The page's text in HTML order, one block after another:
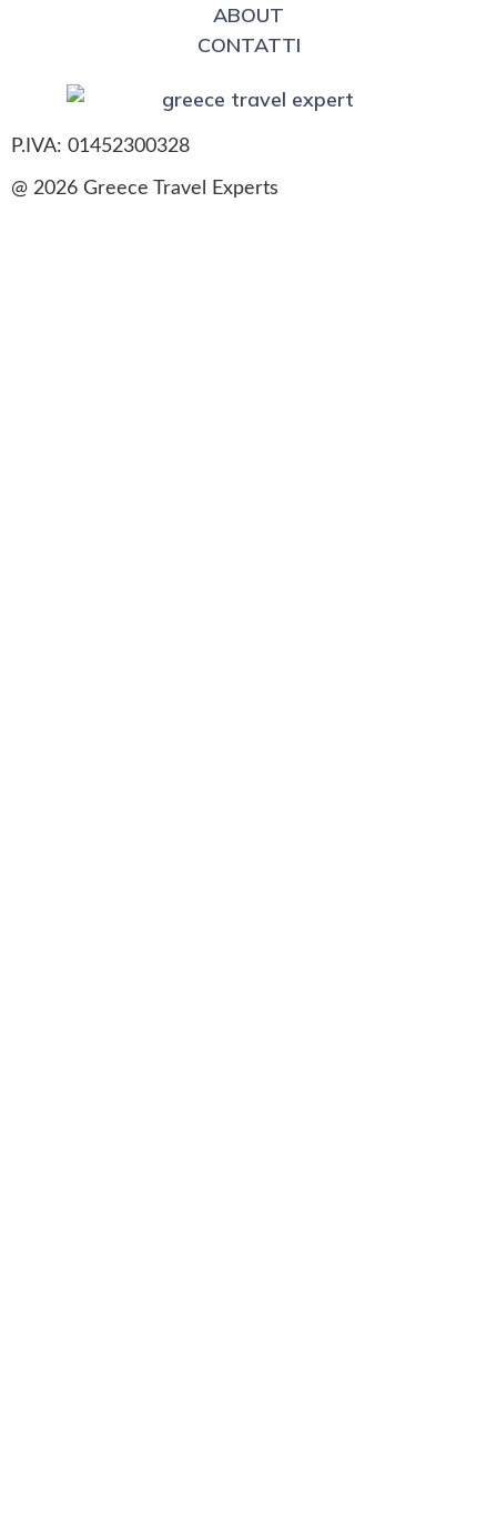
ABOUT
CONTATTI
P.IVA: 01452300328
@ 2026 Greece Travel Experts